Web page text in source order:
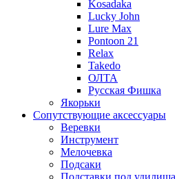
Kosadaka
Lucky John
Lure Max
Pontoon 21
Relax
Takedo
ОЛТА
Русская Фишка
Якорьки
Сопутствующие аксессуары
Веревки
Инструмент
Мелочевка
Подсаки
Подставки под удилища